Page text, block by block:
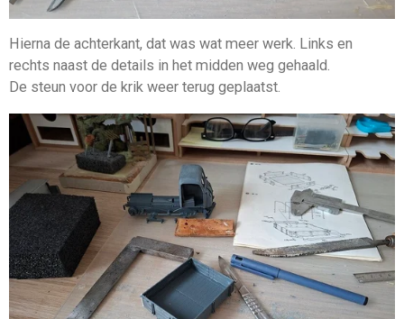
Hierna de achterkant, dat was wat meer werk. Links en
rechts naast de details in het midden weg gehaald.
De steun voor de krik weer terug geplaatst.